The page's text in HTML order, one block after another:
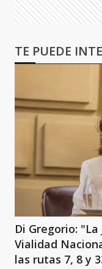
TE PUEDE
Di Gregorio:
Vialidad
las rutas 7, 8 y